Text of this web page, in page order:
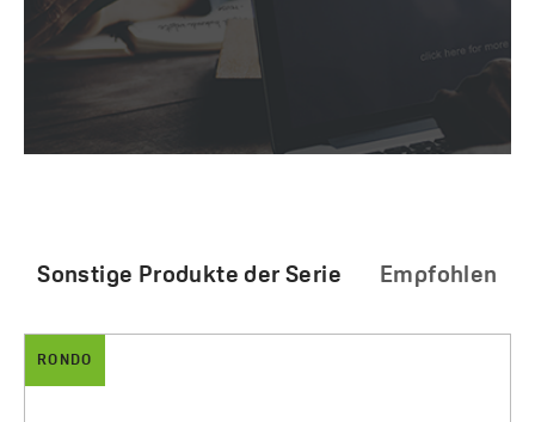
Sonstige Produkte der Serie Empfohlen